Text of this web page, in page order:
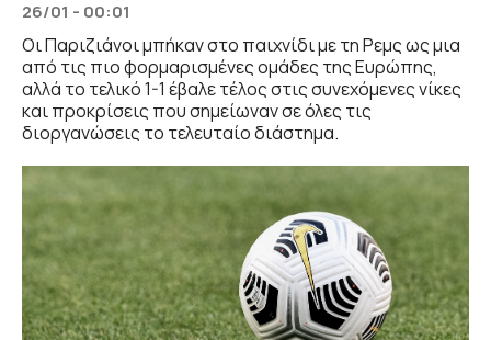
26/01 - 00:01
Οι Παριζιάνοι μπήκαν στο παιχνίδι με τη Ρεμς ως μια
από τις πιο φορμαρισμένες ομάδες της Ευρώπης,
αλλά το τελικό 1-1 έβαλε τέλος στις συνεχόμενες νίκες
και προκρίσεις που σημείωναν σε όλες τις
διοργανώσεις το τελευταίο διάστημα.